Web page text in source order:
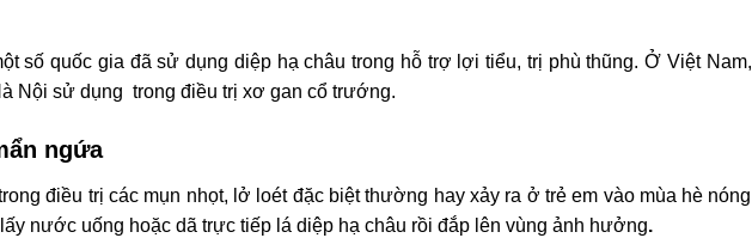
số quốc gia đã sử dụng diệp hạ châu trong hỗ trợ lợi tiểu, trị phù thũng. Ở Việt Nam,
Nội sử dụng trong điều trị xơ gan cổ trướng.
ngứa
điều trị các mụn nhọt, lở loét đặc biệt thường hay xảy ra ở trẻ em vào mùa hè nóng
nước uống hoặc dã trực tiếp lá diệp hạ châu rồi đắp lên vùng ảnh hưởng.